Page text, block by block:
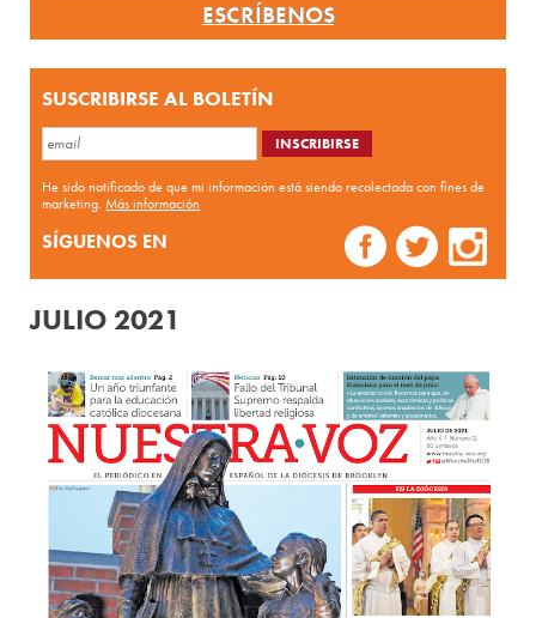
ESCRÍBENOS
SUSCRIBIRSE AL BOLETÍN
He sido notificado de que mi información está siendo recolectada con fines de
marketing.Más información
SÍGUENOS EN
JULIO 2021